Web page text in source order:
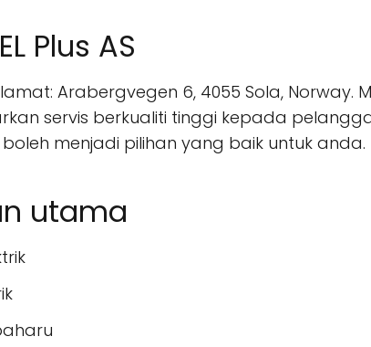
Plus AS
Arabergvegen 6, 4055 Sola,
servis berkualiti tinggi kepada
boleh menjadi pilihan yang baik untuk anda.
utama